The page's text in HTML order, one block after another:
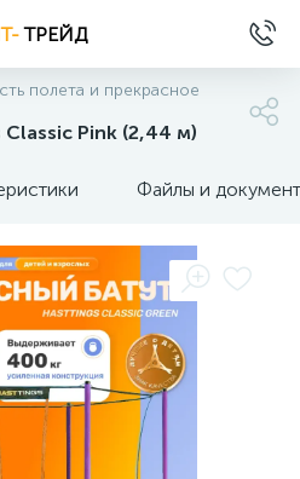
ТРЕЙД
полета и прекрасное
Pink (2,44 м)
Файлы и